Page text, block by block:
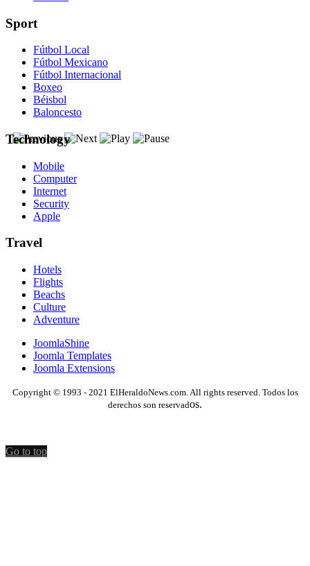
Sport
Fútbol Local
Fútbol Mexicano
Fútbol Internacional
Boxeo
Béisbol
Baloncesto
Technology
Mobile
Computer
Internet
Security
Apple
Travel
Hotels
Flights
Beachs
Culture
Adventure
JoomlaShine
Joomla Templates
Joomla Extensions
Copyright © 1993 - 2021 ElHeraldoNews.com. All rights reserved. Todos los
derechos son reservados.
Go to top